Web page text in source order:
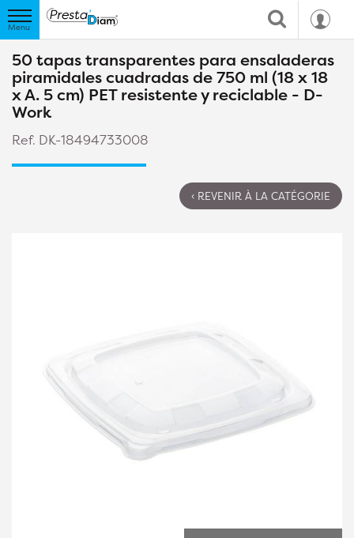
50 tapas transparentes para ensaladeras
piramidales cuadradas de 750 ml (18 x 18
x A. 5 cm) PET resistente y reciclable - D-
Work
Ref. DK-18494733008
‹ REVENIR À LA CATÉGORIE